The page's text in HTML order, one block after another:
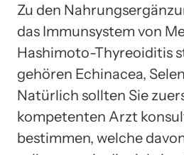
Zu den
das Immunsystem von
Hashimoto-Thyreoiditis
gehören Echinacea,
Natürlich sollten Sie
kompetenten Arzt
bestimmen, welche